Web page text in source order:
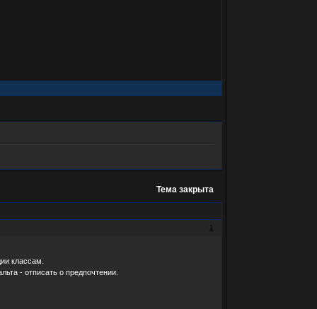
Тема закрыта
1
классам.
- отписать о предпочтении.